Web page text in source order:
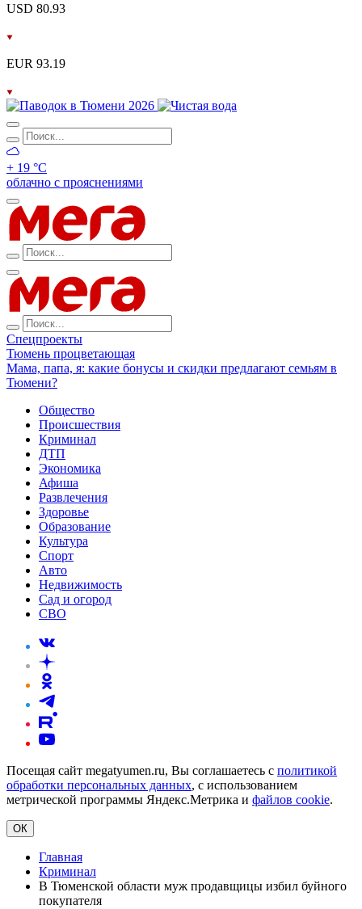
USD 80.93
EUR 93.19
+ 19 °С
облачно с прояснениями
Спецпроекты
Тюмень процветающая
Мама, папа, я: какие бонусы и скидки предлагают семьям в
Тюмени?
Общество
Происшествия
Криминал
ДТП
Экономика
Афиша
Развлечения
Здоровье
Образование
Культура
Спорт
Авто
Недвижимость
Сад и огород
СВО
Посещая сайт megatyumen.ru, Вы соглашаетесь с политикой
обработки персональных данных, с использованием
метрической программы Яндекс.Метрика и файлов cookie.
ОК
Главная
Криминал
В Тюменской области муж продавщицы избил буйного
покупателя